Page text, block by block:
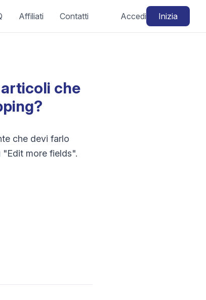
Affiliati Contatti Accedi Inizia
che
che devi farlo
"Edit more fields".